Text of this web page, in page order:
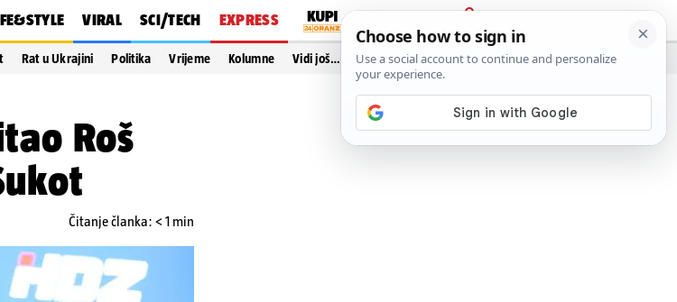
VIRAL SCI/TECH EXPRESS
PRIJAVA
Rat u Ukrajini Politika Vrijeme Kolumne Vidi još…
Roš
Čitanje članka: < 1 min